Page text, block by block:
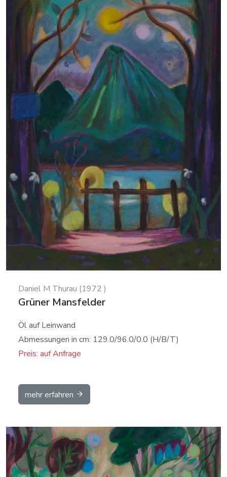
Daniel M Thurau (1972 )
Grüner Mansfelder
Öl auf Leinwand
Abmessungen in cm: 129.0/96.0/0.0 (H/B/T)
Preis: auf Anfrage
mehr erfahren
Details